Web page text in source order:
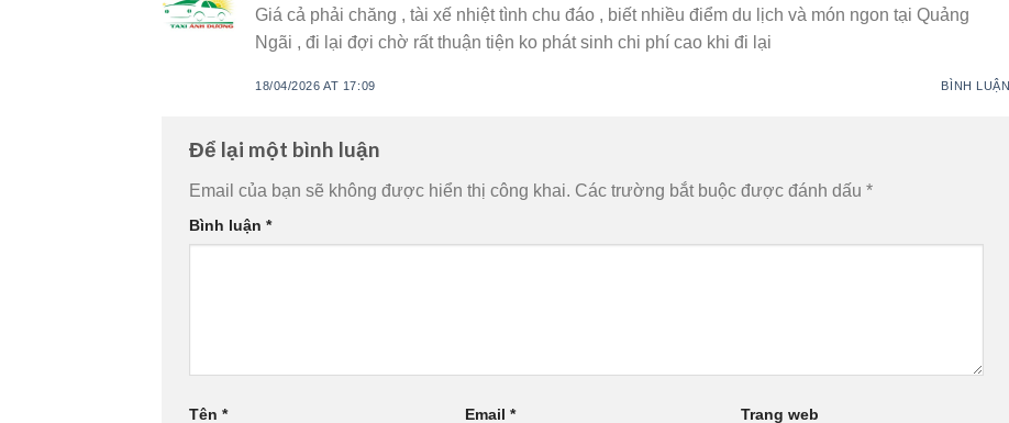
Giá cả phải chăng , tài xế nhiệt tình chu đáo , biết nhiều điểm du lịch và món ngon tại Quảng
Ngãi , đi lại đợi chờ rất thuận tiện ko phát sinh chi phí cao khi đi lại
18/04/2026 AT 17:09 BÌNH LUẬN
Để lại một bình luận
Email của bạn sẽ không được hiển thị công khai. Các trường bắt buộc được đánh dấu *
Bình luận *
Tên * Email * Trang web